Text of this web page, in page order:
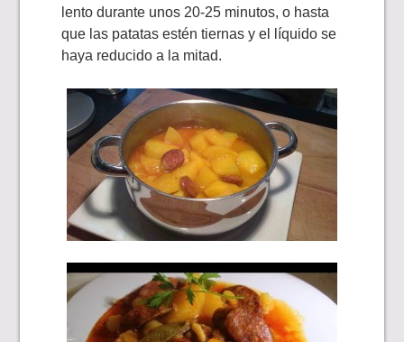
lento durante unos 20-25 minutos, o hasta
que las patatas estén tiernas y el líquido se
haya reducido a la mitad.